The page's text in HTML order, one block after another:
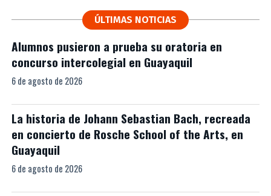
ÚLTIMAS NOTICIAS
Alumnos pusieron a prueba su oratoria en
concurso intercolegial en Guayaquil
6 de agosto de 2026
La historia de Johann Sebastian Bach, recreada
en concierto de Rosche School of the Arts, en
Guayaquil
6 de agosto de 2026